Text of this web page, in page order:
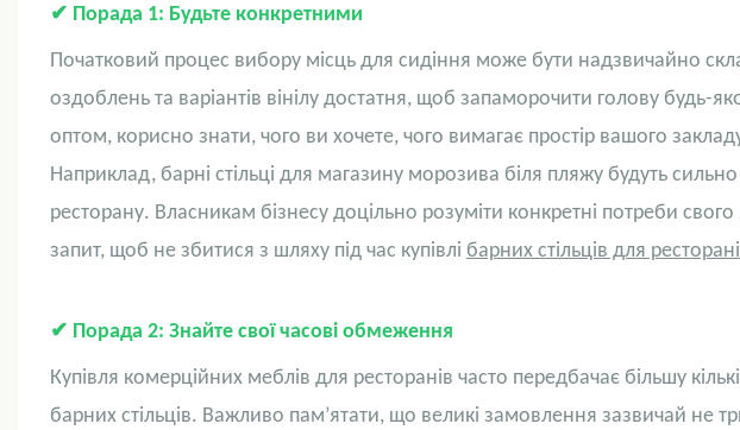
✔ Порада 1: Будьте конкретними
Початковий процес вибору місць для сидіння може бути надзвичайно
оздоблень та варіантів вінілу достатня, щоб запаморочити голову будь-
оптом, корисно знати, чого ви хочете, чого вимагає простір вашого
Наприклад, барні стільці для магазину морозива біля пляжу будуть сильно
ресторану. Власникам бізнесу доцільно розуміти конкретні потреби
запит, щоб не збитися з шляху під час купівлі барних стільців для
✔ Порада 2: Знайте свої часові обмеження
Купівля комерційних меблів для ресторанів часто передбачає більшу
барних стільців. Важливо пам’ятати, що великі замовлення зазвичай не